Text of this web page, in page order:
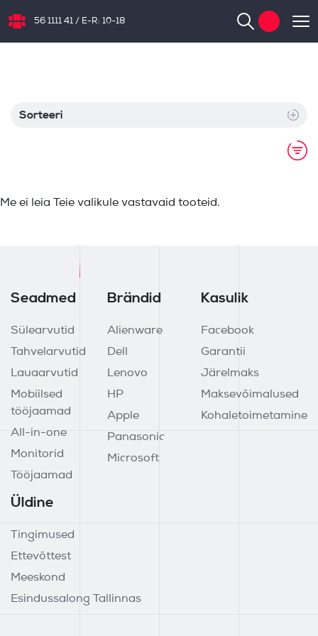
NB.ee
56 1111 41 / E-R: 10-18
Sorteeri
Me ei leia Teie valikule vastavaid tooteid.
Seadmed
Sülearvutid
Tahvelarvutid
Lauaarvutid
Mobiilsed
tööjaamad
All-in-one
Monitorid
Tööjaamad
Brändid
Alienware
Dell
Lenovo
HP
Apple
Panasonic
Microsoft
Kasulik
Facebook
Garantii
Järelmaks
Maksevõimalused
Kohaletoimetamine
Üldine
Tingimused
Ettevõttest
Meeskond
Esindussalong Tallinnas